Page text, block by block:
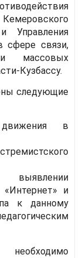
Управления
сфере связи,
и массовых
Кузбассу.
следующие
движения в
выявлении
«Интернет» и
к данному